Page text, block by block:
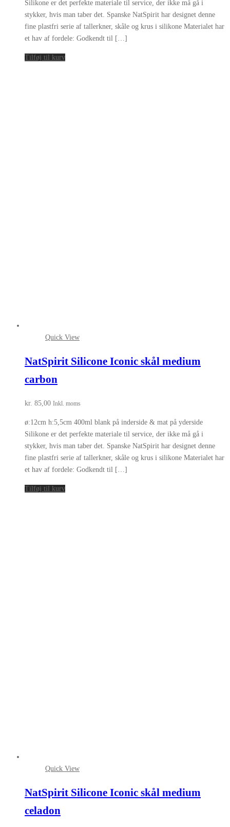
Silikone er det perfekte materiale til service, der ikke må gå i
stykker, hvis man taber det. Spanske NatSpirit har designet denne
fine plastfri serie af tallerkner, skåle og krus i silikone Materialet har
et hav af fordele: Godkendt til […]
Tilføj til kurv
Quick View
NatSpirit Silicone Iconic skål medium
carbon
kr. 85,00 Inkl. moms
ø:12cm h:5,5cm 400ml blank på inderside & mat på yderside
Silikone er det perfekte materiale til service, der ikke må gå i
stykker, hvis man taber det. Spanske NatSpirit har designet denne
fine plastfri serie af tallerkner, skåle og krus i silikone Materialet har
et hav af fordele: Godkendt til […]
Tilføj til kurv
Quick View
NatSpirit Silicone Iconic skål medium
celadon